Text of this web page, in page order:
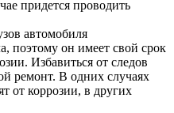
придется проводить
автомобиля
поэтому он имеет свой срок
Избавиться от следов
ремонт. В одних случаях
от коррозии, в других